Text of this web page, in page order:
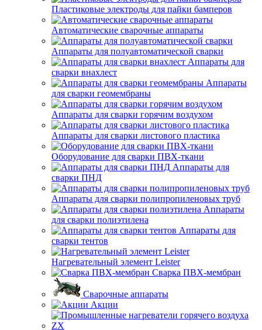
Пластиковые электроды для пайки бамперов
Автоматические сварочные аппараты
Аппараты для полуавтоматической сварки
Аппараты для
сварки внахлест
Аппараты
для сварки геомембраны
Аппараты для сварки горячим воздухом
Аппараты для сварки листового пластика
Оборудование для сварки ПВХ-ткани
Аппараты для
сварки ПНД
Аппараты для сварки полипропиленовых труб
Аппараты
для сварки полиэтилена
Аппараты для
сварки тентов
Нагревательный элемент Leister
Сварка ПВХ-мембран
Сварочные аппараты
Акции